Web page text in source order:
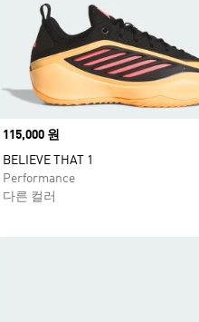
Price
115,000 원
BELIEVE THAT 1
Performance
다른 컬러